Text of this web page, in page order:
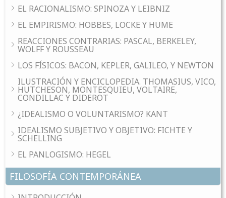
EL RACIONALISMO: SPINOZA Y LEIBNIZ
EL EMPIRISMO: HOBBES, LOCKE Y HUME
REACCIONES CONTRARIAS: PASCAL, BERKELEY,
WOLFF Y ROUSSEAU
LOS FÍSICOS: BACON, KEPLER, GALILEO, Y NEWTON
ILUSTRACIÓN Y ENCICLOPEDIA. THOMASIUS, VICO,
HUTCHESON, MONTESQUIEU, VOLTAIRE,
CONDILLAC Y DIDEROT
¿IDEALISMO O VOLUNTARISMO? KANT
IDEALISMO SUBJETIVO Y OBJETIVO: FICHTE Y
SCHELLING
EL PANLOGISMO: HEGEL
FILOSOFÍA CONTEMPORÁNEA